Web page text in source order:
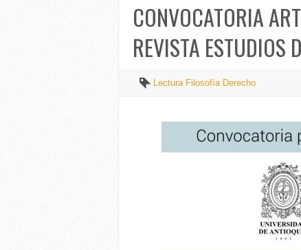
CONVOCATORIA
REVISTA ESTUDIOS
Lectura Filosofía Derecho